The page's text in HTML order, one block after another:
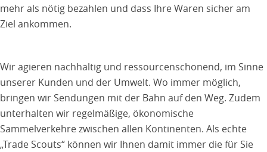
mehr als nötig bezahlen und dass Ihre Waren sicher am
Ziel ankommen.
Wir agieren nachhaltig und ressourcenschonend, im Sinne
unserer Kunden und der Umwelt. Wo immer möglich,
bringen wir Sendungen mit der Bahn auf den Weg. Zudem
unterhalten wir regelmäßige, ökonomische
Sammelverkehre zwischen allen Kontinenten. Als echte
„Trade Scouts“ können wir Ihnen damit immer die für Sie